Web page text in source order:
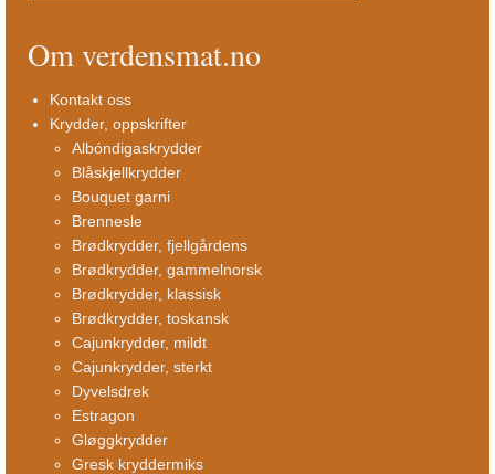
Om verdensmat.no
Kontakt oss
Krydder, oppskrifter
Albóndigaskrydder
Blåskjellkrydder
Bouquet garni
Brennesle
Brødkrydder, fjellgårdens
Brødkrydder, gammelnorsk
Brødkrydder, klassisk
Brødkrydder, toskansk
Cajunkrydder, mildt
Cajunkrydder, sterkt
Dyvelsdrek
Estragon
Gløggkrydder
Gresk kryddermiks